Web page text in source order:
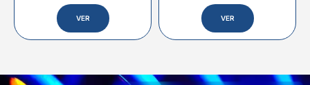
VER VER